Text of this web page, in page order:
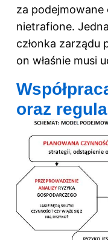
za podejmowane
nietrafione.
członka
on właśnie musi
oraz